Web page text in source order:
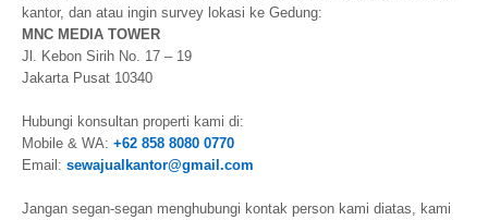
kantor, dan atau ingin survey lokasi ke Gedung:
MNC MEDIA TOWER
Jl. Kebon Sirih No. 17 – 19
Jakarta Pusat 10340
Hubungi konsultan properti kami di:
Mobile & WA: +62 858 8080 0770
Email: sewajualkantor@gmail.com
Jangan segan-segan menghubungi kontak person kami diatas, kami